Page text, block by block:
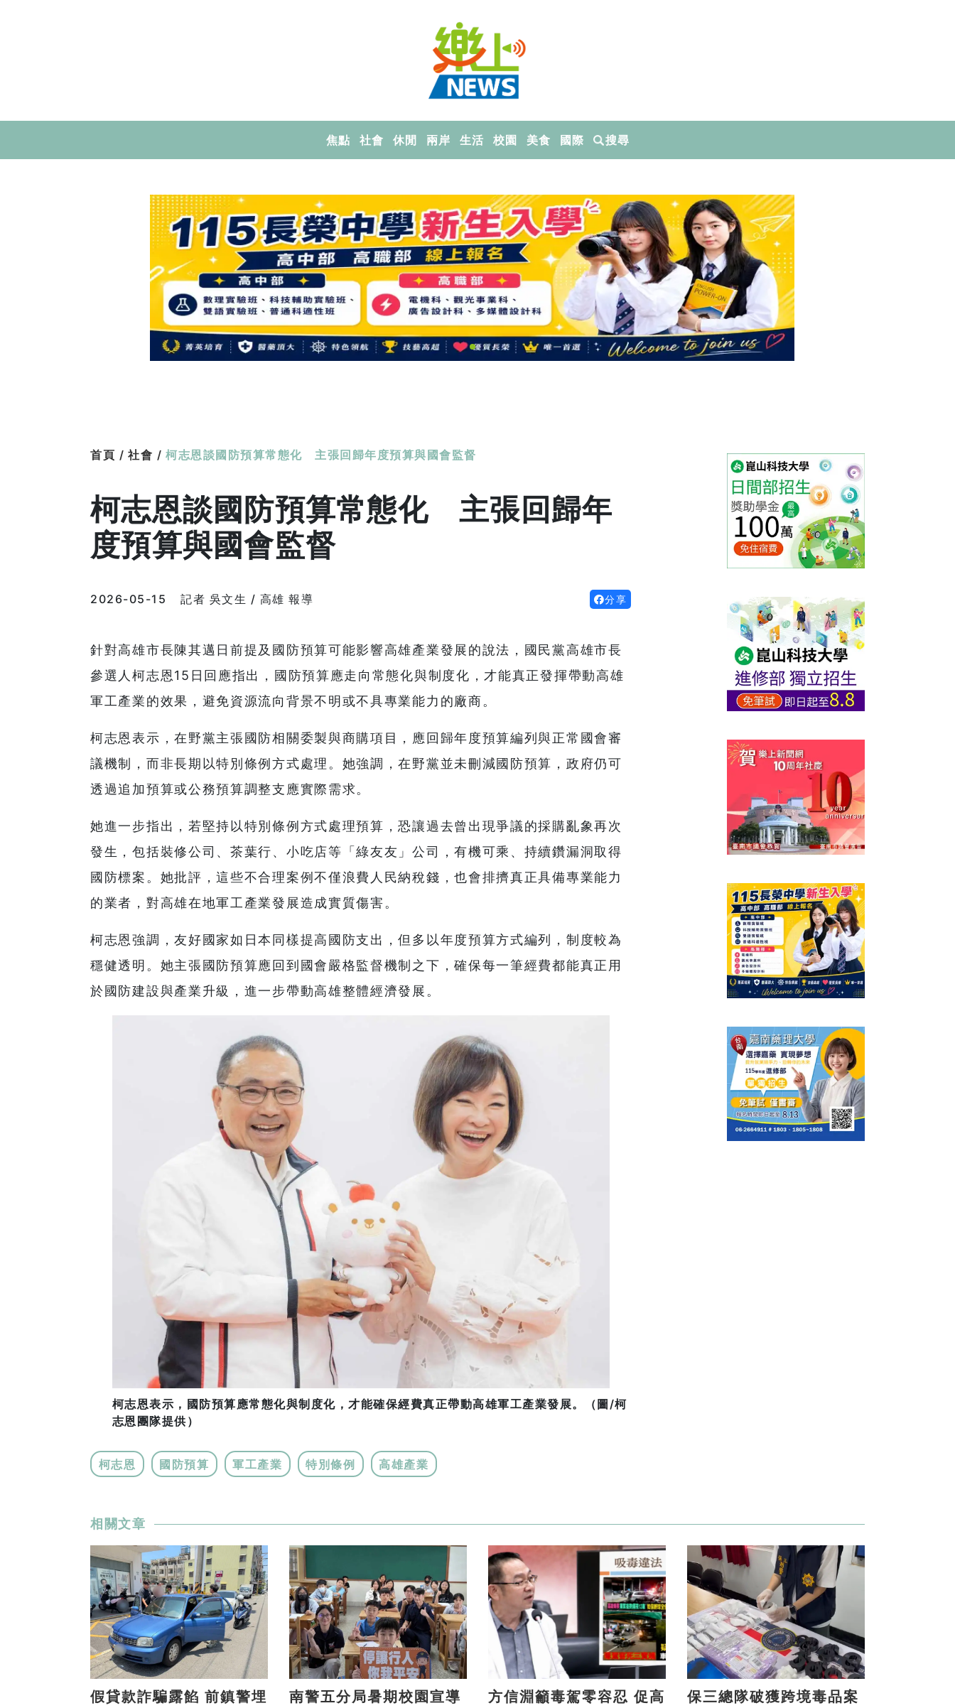
焦點 社會 休閒 兩岸 生活 校園 美食 國際 搜尋
首頁 / 社會 / 柯志恩談國防預算常態化 主張回歸年度預算與國會監督
柯志恩談國防預算常態化 主張回歸年
度預算與國會監督
2026-05-15 記者 吳文生 / 高雄 報導 分享
針對高雄市長陳其邁日前提及國防預算可能影響高雄產業發展的說法，國民黨高雄市長
參選人柯志恩15日回應指出，國防預算應走向常態化與制度化，才能真正發揮帶動高雄
軍工產業的效果，避免資源流向背景不明或不具專業能力的廠商。
柯志恩表示，在野黨主張國防相關委製與商購項目，應回歸年度預算編列與正常國會審
議機制，而非長期以特別條例方式處理。她強調，在野黨並未刪減國防預算，政府仍可
透過追加預算或公務預算調整支應實際需求。
她進一步指出，若堅持以特別條例方式處理預算，恐讓過去曾出現爭議的採購亂象再次
發生，包括裝修公司、茶葉行、小吃店等「綠友友」公司，有機可乘、持續鑽漏洞取得
國防標案。她批評，這些不合理案例不僅浪費人民納稅錢，也會排擠真正具備專業能力
的業者，對高雄在地軍工產業發展造成實質傷害。
柯志恩強調，友好國家如日本同樣提高國防支出，但多以年度預算方式編列，制度較為
穩健透明。她主張國防預算應回到國會嚴格監督機制之下，確保每一筆經費都能真正用
於國防建設與產業升級，進一步帶動高雄整體經濟發展。
柯志恩表示，國防預算應常態化與制度化，才能確保經費真正帶動高雄軍工產業發展。（圖/柯
志恩團隊提供）
柯志恩 國防預算 軍工產業 特別條例 高雄產業
相關文章
假貸款詐騙露餡 前鎮警埋
南警五分局暑期校園宣導
方信淵籲毒駕零容忍 促高
保三總隊破獲跨境毒品案